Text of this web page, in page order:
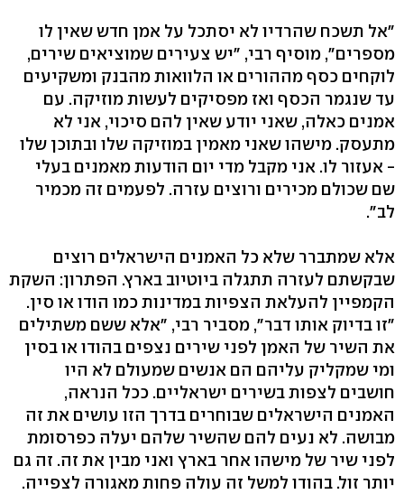
"אל תשכח שהרדיו לא יסתכל על אמן חדש שאין לו
מספרים", מוסיף רבי, "יש צעירים שמוציאים שירים,
לוקחים כסף מההורים או הלוואות מהבנק ומשקיעים
עד שנגמר הכסף ואז מפסיקים לעשות מוזיקה. עם
אמנים כאלה, שאני יודע שאין להם סיכוי, אני לא
מתעסק. מישהו שאני מאמין במוזיקה שלו ובתוכן שלו
- אעזור לו. אני מקבל מדי יום הודעות מאמנים בעלי
שם שכולם מכירים ורוצים עזרה. לפעמים זה מכמיר
לב".
אלא שמתברר שלא כל האמנים הישראלים רוצים
שבקשתם לעזרה תתגלה ביוטיוב בארץ. הפתרון: השקת
הקמפיין להעלאת הצפיות במדינות כמו הודו או סין.
"זו בדיוק אותו דבר", מסביר רבי, "אלא ששם משתילים
את השיר של האמן לפני שירים נצפים בהודו או בסין
ומי שמקליק עליהם הם אנשים שמעולם לא היו
חושבים לצפות בשירים ישראליים. ככל הנראה,
האמנים הישראלים שבוחרים בדרך הזו עושים את זה
מבושה. לא נעים להם שהשיר שלהם יעלה כפרסומת
לפני שיר של מישהו אחר בארץ ואני מבין את זה. זה גם
יותר זול. בהודו למשל זה עולה פחות מאגורה לצפייה.